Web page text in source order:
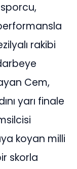
rakibi
Cem,
yarı finale
koyan milli
skorla